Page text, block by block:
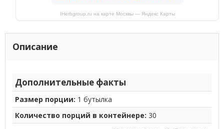
IHerbgroup.ru на карте Москвы — Яндекс Карты
Описание
Дополнительные факты
Размер порции: 1 бутылка
Количество порций в контейнере: 30